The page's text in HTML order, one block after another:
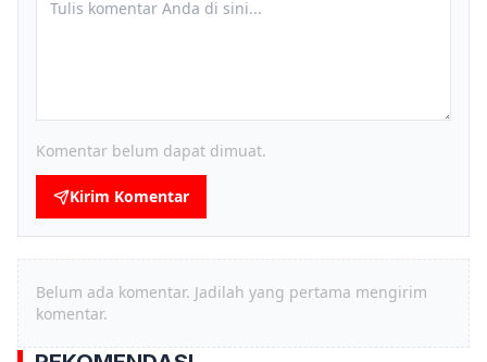
Komentar belum dapat dimuat.
Kirim Komentar
Belum ada komentar. Jadilah yang pertama mengirim
komentar.